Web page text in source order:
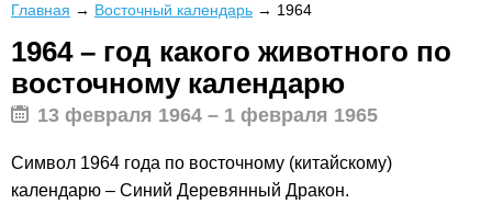
Главная → Восточный календарь → 1964
1964 – год какого животного по
восточному календарю
13 февраля 1964 – 1 февраля 1965
Символ 1964 года по восточному (китайскому)
календарю – Синий Деревянный Дракон.